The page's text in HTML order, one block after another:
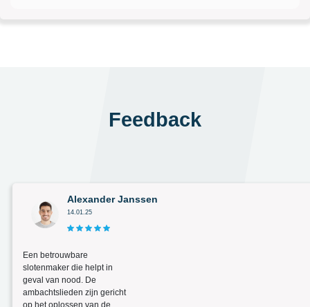
Feedback
Alexander Janssen
14.01.25
Een betrouwbare
slotenmaker die helpt in
geval van nood. De
ambachtslieden zijn gericht
op het oplossen van de